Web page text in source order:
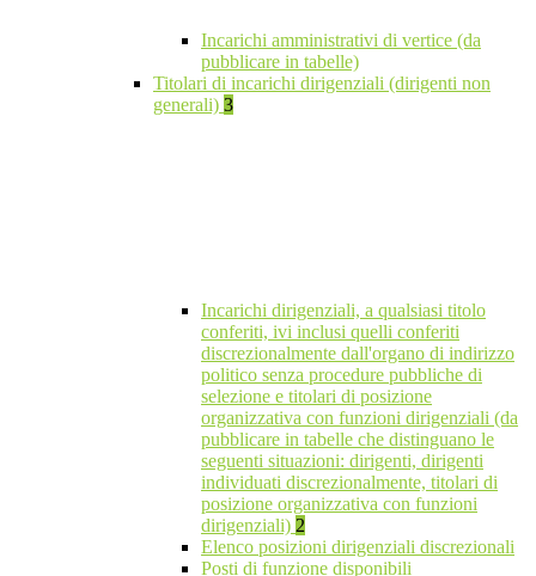
Incarichi amministrativi di vertice (da
pubblicare in tabelle)
Titolari di incarichi dirigenziali (dirigenti non
generali) 3
Incarichi dirigenziali, a qualsiasi titolo
conferiti, ivi inclusi quelli conferiti
discrezionalmente dall'organo di indirizzo
politico senza procedure pubbliche di
selezione e titolari di posizione
organizzativa con funzioni dirigenziali (da
pubblicare in tabelle che distinguano le
seguenti situazioni: dirigenti, dirigenti
individuati discrezionalmente, titolari di
posizione organizzativa con funzioni
dirigenziali) 2
Elenco posizioni dirigenziali discrezionali
Posti di funzione disponibili